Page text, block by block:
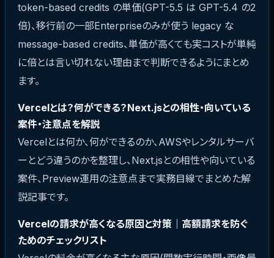
token-based credits の単価(GPT-5.5 は GPT-5.4 の2
倍)、移行前の一部Enterpriseのみが使う legacy な
message-based credits、単価が高くても実コストが単純
に倍とは言い切れない理由まで判断できるようにまとめ
ます。
Vercelとは？何ができる？Next.jsとの相性・向いている
案件・注意点を解説
Vercelとは何か、何ができるのか、AWSやレンタルサーバ
ーとどう違うのかを整理し、Next.jsとの相性や向いている
案件、Preview運用の注意点まで実務目線でまとめた解
説記事です。
Vercelの請求が高くなる原因と対策｜高額請求を防ぐ
ためのチェックリスト